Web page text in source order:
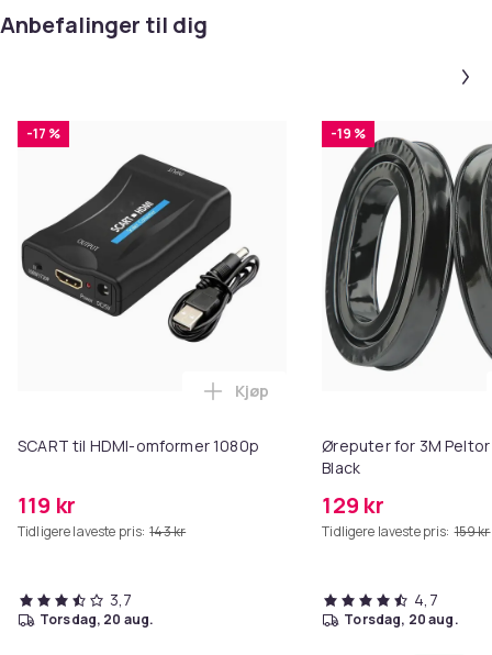
Anbefalinger til dig
-17 %
SCART til HDMI-omformer 1080p
119 kr
Tidligere laveste pris: 143 kr
Legg SCART til HDMI-omformer
Kjøp
3,7
torsdag, 20 aug.
-19 %
Øreputer for 3M Peltor
Black
129 kr
Tidligere laveste pris: 159 kr
4,7
torsdag, 20 aug.